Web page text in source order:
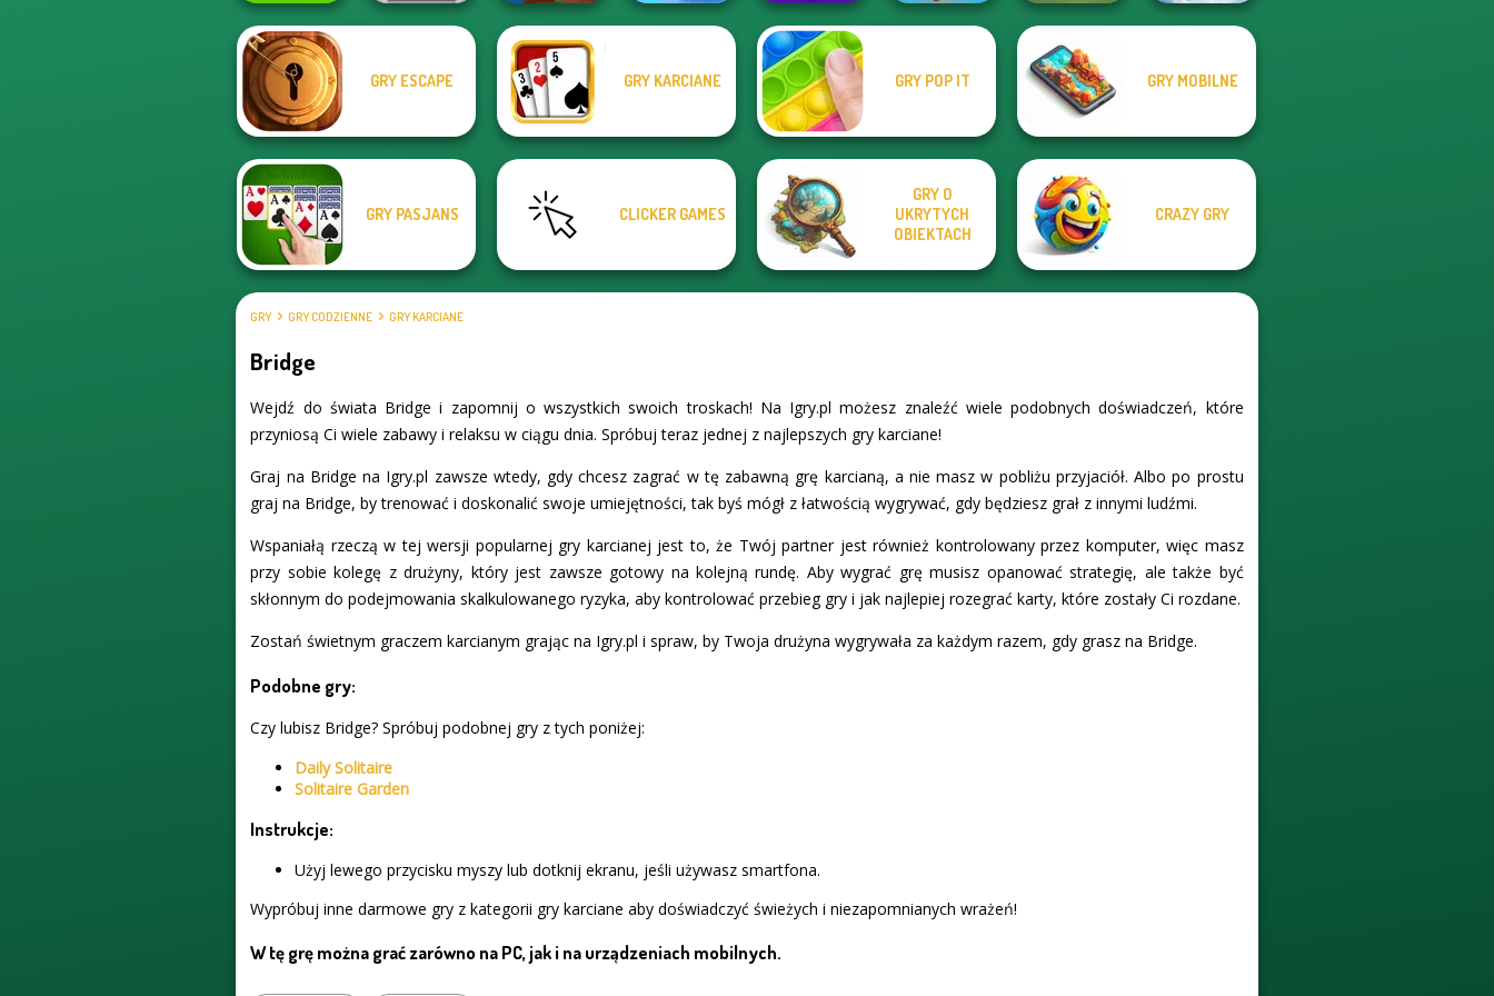
My Garden
Journey
Om Nom Tower
3D
Royal Bubble
Bubble Shooter
Pro 4
Capybaras: Pull
Checkers
Ragdoll
GRY ESCAPE GRY KARCIANE GRY POP IT GRY MOBILNE
GRY PASJANS CLICKER GAMES
GRY O
UKRYTYCH
OBIEKTACH
CRAZY GRY
GRY GRY CODZIENNE GRY KARCIANE
Bridge
Wejdź do świata Bridge i zapomnij o wszystkich swoich troskach! Na Igry.pl możesz znaleźć wiele podobnych doświadczeń, które
przyniosą Ci wiele zabawy i relaksu w ciągu dnia. Spróbuj teraz jednej z najlepszych gry karciane!
Graj na Bridge na Igry.pl zawsze wtedy, gdy chcesz zagrać w tę zabawną grę karcianą, a nie masz w pobliżu przyjaciół. Albo po prostu
graj na Bridge, by trenować i doskonalić swoje umiejętności, tak byś mógł z łatwością wygrywać, gdy będziesz grał z innymi ludźmi.
Wspaniałą rzeczą w tej wersji popularnej gry karcianej jest to, że Twój partner jest również kontrolowany przez komputer, więc masz
przy sobie kolegę z drużyny, który jest zawsze gotowy na kolejną rundę. Aby wygrać grę musisz opanować strategię, ale także być
skłonnym do podejmowania skalkulowanego ryzyka, aby kontrolować przebieg gry i jak najlepiej rozegrać karty, które zostały Ci rozdane.
Zostań świetnym graczem karcianym grając na Igry.pl i spraw, by Twoja drużyna wygrywała za każdym razem, gdy grasz na Bridge.
Podobne gry:
Czy lubisz Bridge? Spróbuj podobnej gry z tych poniżej:
Daily Solitaire
Solitaire Garden
Instrukcje:
Użyj lewego przycisku myszy lub dotknij ekranu, jeśli używasz smartfona.
Wypróbuj inne darmowe gry z kategorii gry karciane aby doświadczyć świeżych i niezapomnianych wrażeń!
W tę grę można grać zarówno na PC, jak i na urządzeniach mobilnych.